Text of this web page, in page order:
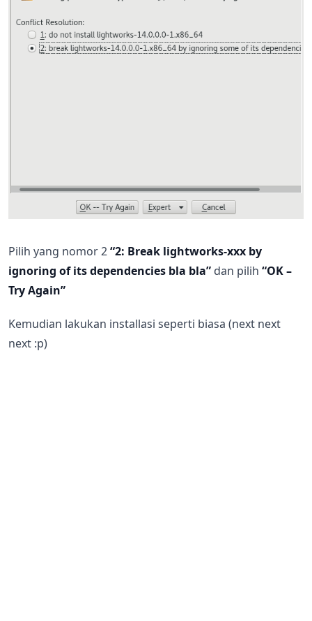
Pilih yang nomor 2“2: Break lightworks-xxx by
ignoring of its dependencies bla bla” dan pilih “OK –
Try Again”
Kemudian lakukan installasi seperti biasa (next next
next :p)